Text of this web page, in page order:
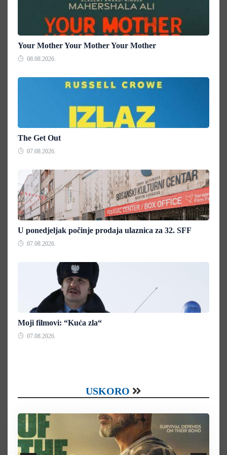
Your Mother Your Mother Your Mother
08.08.2026.
The Get Out
07.08.2026.
U ponedjeljak počinje prodaja ulaznica za 32. SFF
07.08.2026.
Moji filmovi: “Kuća zla“
07.08.2026.
USKORO